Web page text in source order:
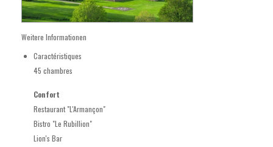
Weitere Informationen
Caractéristiques
45 chambres
Confort
Restaurant "L'Armançon"
Bistro "Le Rubillion"
Lion's Bar